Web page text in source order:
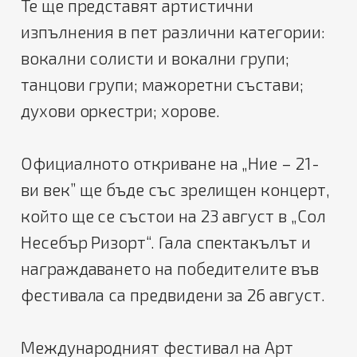
Те ще представят артистични
изпълнения в пет различни категории:
вокални солисти и вокални групи;
танцови групи; мажоретни състави;
духови оркестри; хорове.
Официалното откриване на „Ние – 21-
ви век” ще бъде със зрелищен концерт,
който ще се състои на 23 август в „Сол
Несебър Ризорт“. Гала спектакълът и
награждаването на победителите във
фестивала са предвидени за 26 август.
Международният фестивал на Арт